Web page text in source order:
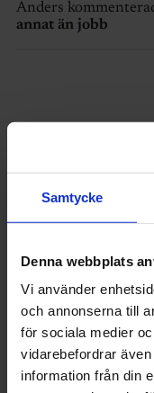
Samtycke
Denna webbplats
Vi använder
och annonserna till
för sociala medier
vidarebefordrar
information från din
Anders
annat än jobb